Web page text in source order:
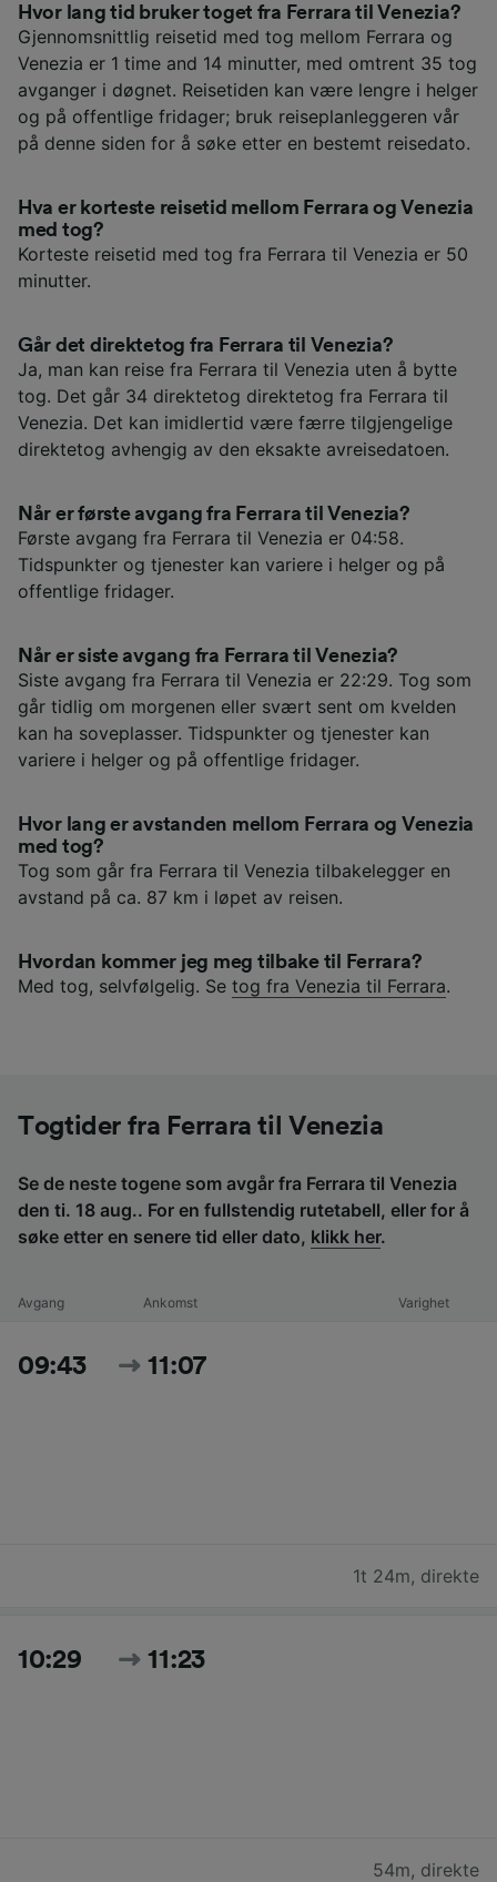
Hvor lang tid bruker toget fra Ferrara til Venezia?
Gjennomsnittlig reisetid med tog mellom Ferrara og
Venezia er 1 time and 14 minutter, med omtrent 35 tog
avganger i døgnet. Reisetiden kan være lengre i helger
og på offentlige fridager; bruk reiseplanleggeren vår
på denne siden for å søke etter en bestemt reisedato.
Hva er korteste reisetid mellom Ferrara og Venezia
med tog?
Korteste reisetid med tog fra Ferrara til Venezia er 50
minutter.
Går det direktetog fra Ferrara til Venezia?
Ja, man kan reise fra Ferrara til Venezia uten å bytte
tog. Det går 34 direktetog direktetog fra Ferrara til
Venezia. Det kan imidlertid være færre tilgjengelige
direktetog avhengig av den eksakte avreisedatoen.
Når er første avgang fra Ferrara til Venezia?
Første avgang fra Ferrara til Venezia er 04:58.
Tidspunkter og tjenester kan variere i helger og på
offentlige fridager.
Når er siste avgang fra Ferrara til Venezia?
Siste avgang fra Ferrara til Venezia er 22:29. Tog som
går tidlig om morgenen eller svært sent om kvelden
kan ha soveplasser. Tidspunkter og tjenester kan
variere i helger og på offentlige fridager.
Hvor lang er avstanden mellom Ferrara og Venezia
med tog?
Tog som går fra Ferrara til Venezia tilbakelegger en
avstand på ca. 87 km i løpet av reisen.
Hvordan kommer jeg meg tilbake til Ferrara?
Med tog, selvfølgelig. Se tog fra Venezia til Ferrara.
Togtider fra Ferrara til Venezia
Se de neste togene som avgår fra Ferrara til Venezia
den ti. 18 aug.. For en fullstendig rutetabell, eller for å
søke etter en senere tid eller dato, klikk her.
Avgang Ankomst Varighet
09:43 11:07
1t 24m, direkte
10:29 11:23
54m, direkte